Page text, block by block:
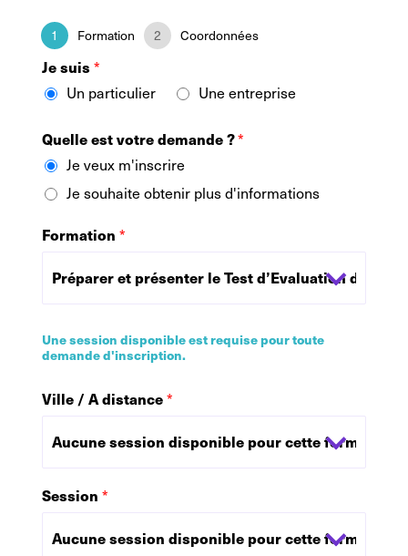
1 Formation 2 Coordonnées
Je suis *
Un particulier
Une entreprise
Quelle est votre demande ?*
Je veux m'inscrire
Je souhaite obtenir plus d'informations
Formation *
Une session disponible est requise pour toute
demande d'inscription.
Ville / A distance*
Session *